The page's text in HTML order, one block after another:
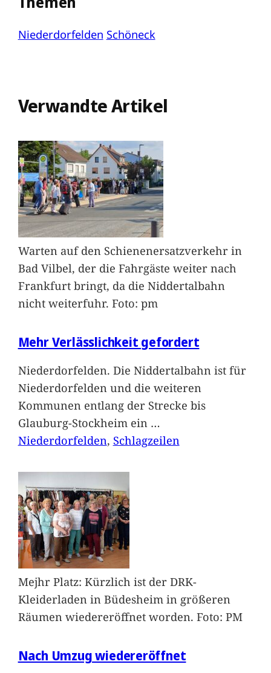
Niederdorfelden Schöneck
Verwandte Artikel
Warten auf den Schienenersatzverkehr in
Bad Vilbel, der die Fahrgäste weiter nach
Frankfurt bringt, da die Niddertalbahn
nicht weiterfuhr. Foto: pm
Mehr Verlässlichkeit gefordert
Niederdorfelden. Die Niddertalbahn ist für
Niederdorfelden und die weiteren
Kommunen entlang der Strecke bis
Glauburg-Stockheim ein …
Niederdorfelden, Schlagzeilen
Mejhr Platz: Kürzlich ist der DRK-
Kleiderladen in Büdesheim in größeren
Räumen wiedereröffnet worden. Foto: PM
Nach Umzug wiedereröffnet